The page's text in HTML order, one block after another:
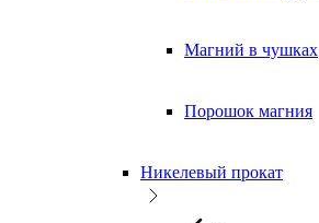
Магний в чушках
Порошок магния
Никелевый прокат